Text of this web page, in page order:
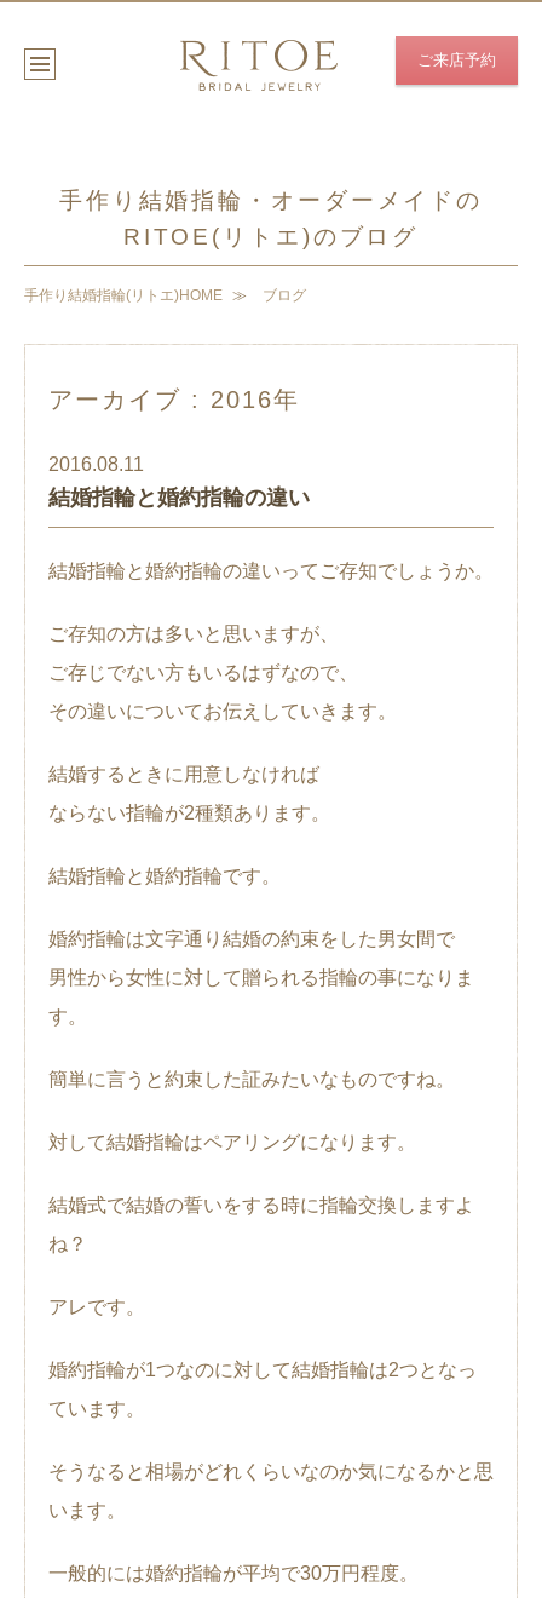
ご来店予約
手作り結婚指輪・オーダーメイドの
RITOE(リトエ)のブログ
手作り結婚指輪(リトエ)HOME ブログ
アーカイブ : 2016年
2016.08.11
結婚指輪と婚約指輪の違い
結婚指輪と婚約指輪の違いってご存知でしょうか。
ご存知の方は多いと思いますが、
ご存じでない方もいるはずなので、
その違いについてお伝えしていきます。
結婚するときに用意しなければ
ならない指輪が2種類あります。
結婚指輪と婚約指輪です。
婚約指輪は文字通り結婚の約束をした男女間で
男性から女性に対して贈られる指輪の事になりま
す。
簡単に言うと約束した証みたいなものですね。
対して結婚指輪はペアリングになります。
結婚式で結婚の誓いをする時に指輪交換しますよ
ね？
アレです。
婚約指輪が1つなのに対して結婚指輪は2つとなっ
ています。
そうなると相場がどれくらいなのか気になるかと思
います。
一般的には婚約指輪が平均で30万円程度。